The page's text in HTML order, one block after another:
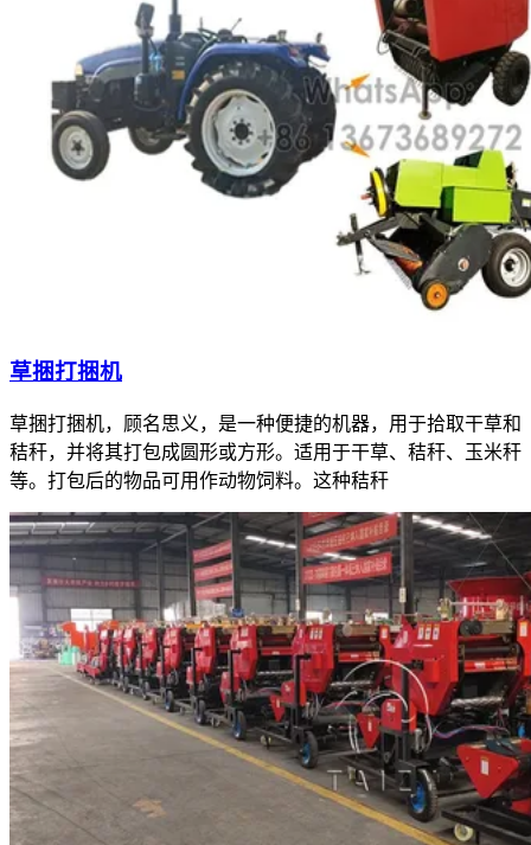
草捆打捆机
草捆打捆机，顾名思义，是一种便捷的机器，用于拾取干草和
秸秆，并将其打包成圆形或方形。适用于干草、秸秆、玉米秆
等。打包后的物品可用作动物饲料。这种秸秆